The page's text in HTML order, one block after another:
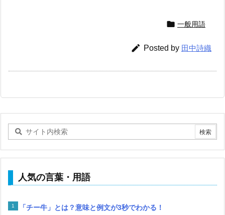
 一般用語
 Posted by 田中詩織
人気の言葉・用語
「チー牛」とは？意味と例文が3秒でわかる！